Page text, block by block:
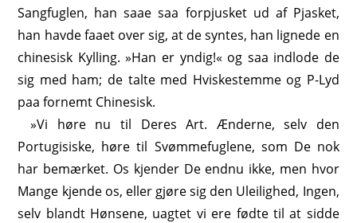
Sangfuglen, han saae saa forpjusket ud af Pjasket,
han havde faaet over sig, at de syntes, han lignede en
chinesisk Kylling. »Han er yndig!« og saa indlode de
sig med ham; de talte med Hviskestemme og P-Lyd
paa fornemt Chinesisk.
»Vi høre nu til Deres Art. Ænderne, selv den
Portugisiske, høre til Svømmefuglene, som De nok
har bemærket. Os kjender De endnu ikke, men hvor
Mange kjende os, eller gjøre sig den Uleilighed, Ingen,
selv blandt Hønsene, uagtet vi ere fødte til at sidde